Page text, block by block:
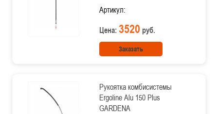
Артикул:
Цена: 3520 руб.
Заказать
Рукоятка комбисистемы
Ergoline Alu 150 Plus
GARDENA